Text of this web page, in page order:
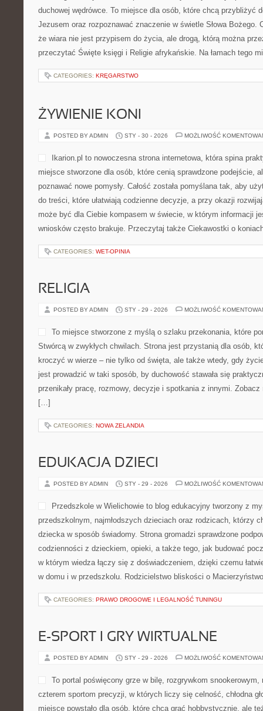
duchowej wędrówce. To miejsce dla osób, które chcą przybliżyć
Jezusem oraz rozpoznawać znaczenie w świetle Słowa Bożego.
że wiara nie jest przypisem do życia, ale drogą, którą można
przeczytać Święte księgi i Religie afrykańskie. Na łamach tego
CATEGORIES: KRĘGARSTWO
ŻYWIENIE KONI
POSTED BY ADMIN STY - 30 - 2026 MOŻLIWOŚĆ
Ikarion.pl to nowoczesna strona internetowa, która spina
miejsce stworzone dla osób, które cenią sprawdzone podejście,
poznawać nowe pomysły. Całość została pomyślana tak, aby
do treści, które ułatwiają codzienne decyzje, a przy okazji
może być dla Ciebie kompasem w świecie, w którym informacji
wniosków często brakuje. Przeczytaj także Ciekawostki o
CATEGORIES: WET-OPINIA
RELIGIA
POSTED BY ADMIN STY - 29 - 2026 MOŻLIWOŚĆ
To miejsce stworzone z myślą o szlaku przekonania, które
Stwórcą w zwykłych chwilach. Strona jest przystanią dla osób,
kroczyć w wierze – nie tylko od święta, ale także wtedy, gdy
jest prowadzić w taki sposób, by duchowość stawała się
przenikały pracę, rozmowy, decyzje i spotkania z innymi. Zobacz
[…]
CATEGORIES: NOWA ZELANDIA
EDUKACJA DZIECI
POSTED BY ADMIN STY - 29 - 2026 MOŻLIWOŚĆ
Przedszkole w Wielichowie to blog edukacyjny tworzony z
przedszkolnym, najmłodszych dzieciach oraz rodzicach, którzy
dziecka w sposób świadomy. Strona gromadzi sprawdzone
codzienności z dzieckiem, opieki, a także tego, jak budować
w którym wiedza łączy się z doświadczeniem, dzięki czemu
w domu i w przedszkolu. Rodzicielstwo bliskości o
CATEGORIES: PRAWO DROGOWE I LEGALNOŚĆ TUNINGU
E-SPORT I GRY WIRTUALNE
POSTED BY ADMIN STY - 29 - 2026 MOŻLIWOŚĆ
To portal poświęcony grze w bilę, rozgrywkom snookerowym,
czterem sportom precyzji, w których liczy się celność, chłodna
miejsce powstało dla osób, które chcą grać hobbystycznie, ale